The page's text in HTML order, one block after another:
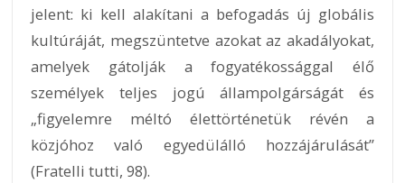
jelent: ki kell alakítani a befogadás új globális
kultúráját, megszüntetve azokat az akadályokat,
amelyek gátolják a fogyatékossággal élő
személyek teljes jogú állampolgárságát és
„figyelemre méltó élettörténetük révén a
közjóhoz való egyedülálló hozzájárulását”
(Fratelli tutti, 98).